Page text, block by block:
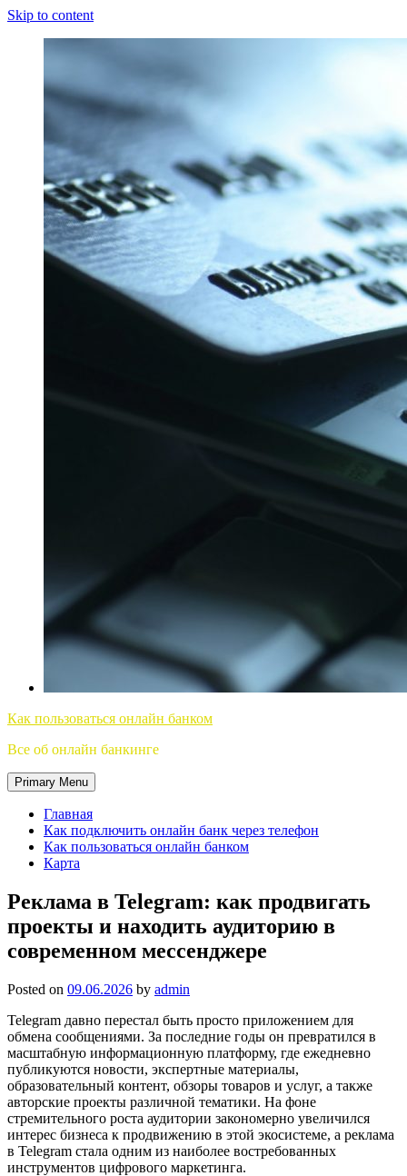
Skip to content
Как пользоваться онлайн банком
Все об онлайн банкинге
Primary Menu
Главная
Как подключить онлайн банк через телефон
Как пользоваться онлайн банком
Карта
Реклама в Telegram: как продвигать
проекты и находить аудиторию в
современном мессенджере
Posted on 09.06.2026 by admin
Telegram давно перестал быть просто приложением для
обмена сообщениями. За последние годы он превратился в
масштабную информационную платформу, где ежедневно
публикуются новости, экспертные материалы,
образовательный контент, обзоры товаров и услуг, а также
авторские проекты различной тематики. На фоне
стремительного роста аудитории закономерно увеличился
интерес бизнеса к продвижению в этой экосистеме, а реклама
в Telegram стала одним из наиболее востребованных
инструментов цифрового маркетинга.